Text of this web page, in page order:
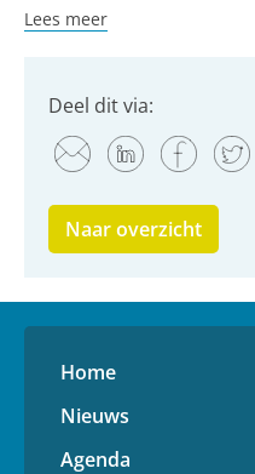
Lees meer
Deel dit via:
Naar overzicht
Home
Nieuws
Agenda